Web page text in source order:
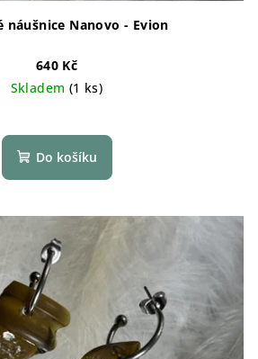
náušnice Nanovo - Evion
640 Kč
Skladem (1 ks)
Do košíku